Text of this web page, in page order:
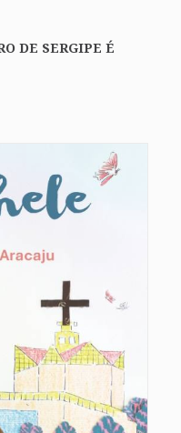
DE SERGIPE É